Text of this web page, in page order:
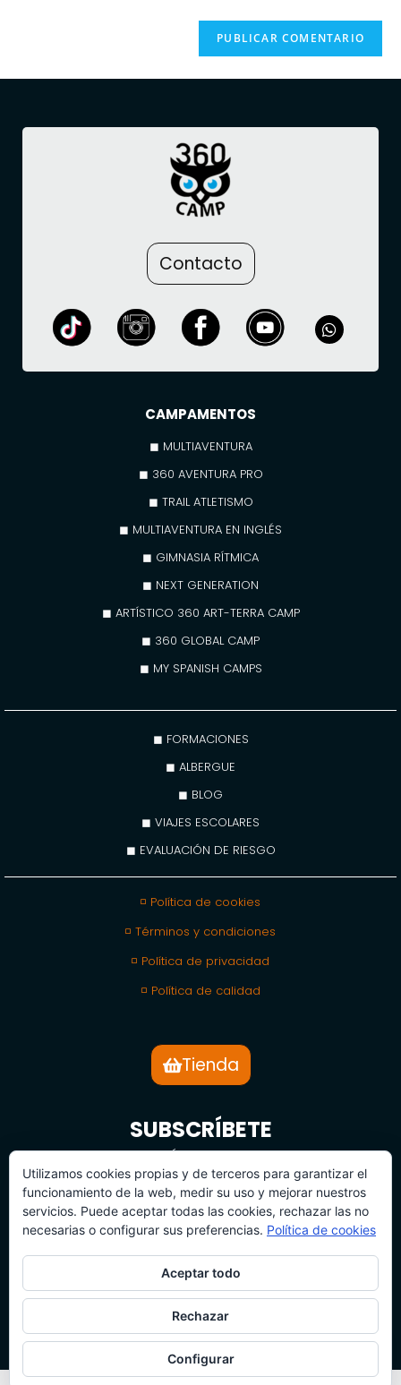
Contacto
CAMPAMENTOS
◼ MULTIAVENTURA
◼ 360 AVENTURA PRO
◼ TRAIL ATLETISMO
◼ MULTIAVENTURA EN INGLÉS
◼ GIMNASIA RÍTMICA
◼ NEXT GENERATION
◼ ARTÍSTICO 360 ART-TERRA CAMP
◼ 360 GLOBAL CAMP
◼ MY SPANISH CAMPS
◼ FORMACIONES
◼ ALBERGUE
◼ BLOG
◼ VIAJES ESCOLARES
◼ EVALUACIÓN DE RIESGO
◽ Política de cookies
◽ Términos y condiciones
◽ Política de privacidad
◽ Política de calidad
Tienda
SUBSCRÍBETE
BOLETÍN DE NOTICIAS
SUBSCRÍBETE
Utilizamos cookies propias y de terceros para garantizar el
funcionamiento de la web, medir su uso y mejorar nuestros
servicios. Puede aceptar todas las cookies, rechazar las no
necesarias o configurar sus preferencias. Política de cookies
Aceptar todo
Rechazar
Configurar